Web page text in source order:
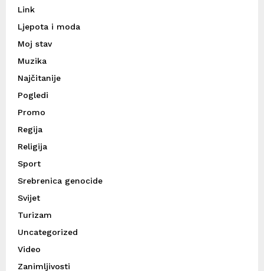
Link
Ljepota i moda
Moj stav
Muzika
Najčitanije
Pogledi
Promo
Regija
Religija
Sport
Srebrenica genocide
Svijet
Turizam
Uncategorized
Video
Zanimljivosti